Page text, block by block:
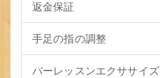
返金保証
手足の指の調整
バーレッスンエクササイズ